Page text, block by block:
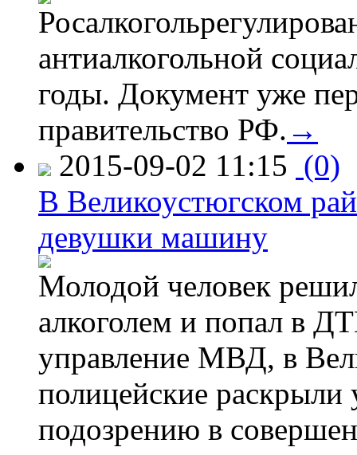
антиалкогольной
годы. Документ уже
правительство РФ. →
2015-09-02 11:15 (0)
В Великоустюгском
девушки машину
Молодой человек
алкоголем и попал в
управление МВД, в
полицейские
подозрению в